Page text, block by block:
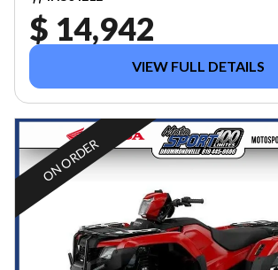
$ 14,942
VIEW FULL DETAILS
ON ORDER